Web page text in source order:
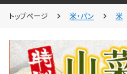
トップページ 米・パン 米